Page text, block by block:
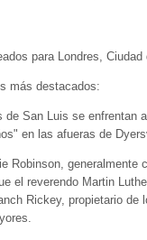
para Londres,
más destacados:
de San Luis se enfrentan
en las afueras de
Robinson, generalmente
el reverendo Martin
Rickey, propietario de